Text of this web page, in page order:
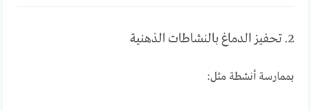
2. تحفيز الدماغ بالنشاطات الذهنية
بممارسة أنشطة مثل: